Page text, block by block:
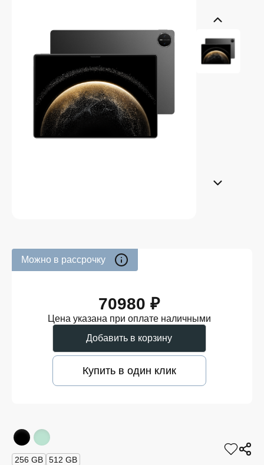
Можно в рассрочку
70980 ₽
Цена указана при оплате наличными
Добавить в корзину
Купить в один клик
256 GB 512 GB